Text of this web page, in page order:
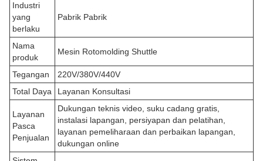
Industri
yang
berlaku
Pabrik Pabrik
Nama
produk
Mesin Rotomolding Shuttle
Tegangan
220V/380V/440V
Total Daya
Layanan Konsultasi
Layanan
Pasca
Penjualan
Dukungan teknis video, suku cadang gratis,
instalasi lapangan, persiyapan dan pelatihan,
layanan pemeliharaan dan perbaikan lapangan,
dukungan online